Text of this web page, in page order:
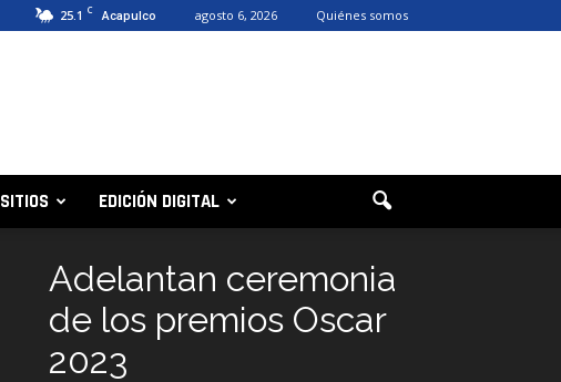
25.1 C Acapulco agosto 6, 2026 Quiénes somos
SITIOS EDICIÓN DIGITAL
Adelantan ceremonia
de los premios Oscar
2023